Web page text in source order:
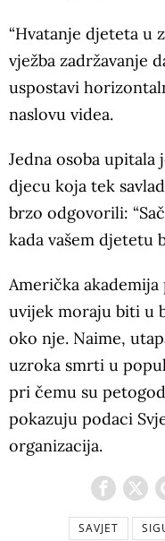
“Hvatanje djeteta u
vježba zadržavanje
uspostavi
naslovu videa.
Jedna osoba
djecu koja tek
brzo odgovorili:
kada vašem djetetu
Američka
uvijek moraju biti u
oko nje. Naime,
uzroka smrti u
pri čemu su
pokazuju podaci
organizacija.
SAVJET